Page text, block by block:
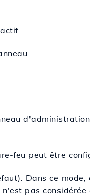
feu peut être
Dans ce
pas